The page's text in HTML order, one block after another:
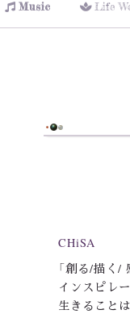
Music Life
CHiSA
「創る/描く/
インスピレ
生きること